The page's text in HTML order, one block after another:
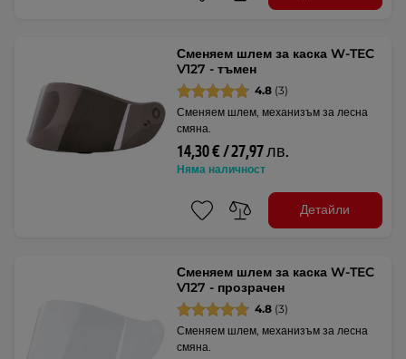
Сменяем шлем за каска W-TEC
V127 - тъмен
4.8 (3)
Сменяем шлем, механизъм за лесна
смяна.
14,30 € / 27,97 лв.
Няма наличност
Детайли
Сменяем шлем за каска W-TEC
V127 - прозрачен
4.8 (3)
Сменяем шлем, механизъм за лесна
смяна.